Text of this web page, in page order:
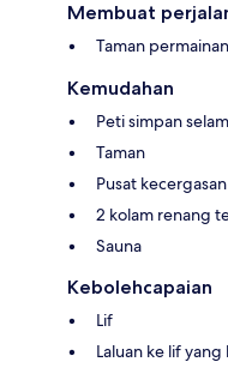
Membuat
Taman permainan
Kemudahan
Peti simpan
Taman
Pusat
2 kolam renang
Sauna
Kebolehcapaian
Lif
Laluan ke lif